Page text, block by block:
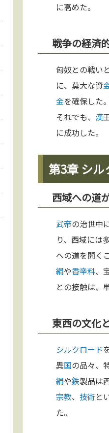
に高めた。
戦争の経済
匈奴との戦い
に、莫大な資
金を確保した
それでも、 漢
に成功した。
第3章 シ
西域への道
武帝の治世中に
り、西域には
への道を開く
絹や香辛料、
との接触は、
東西の文化
シルクロード
異国の品々、
絹や鉄製品は
宗教、 技術と
た。